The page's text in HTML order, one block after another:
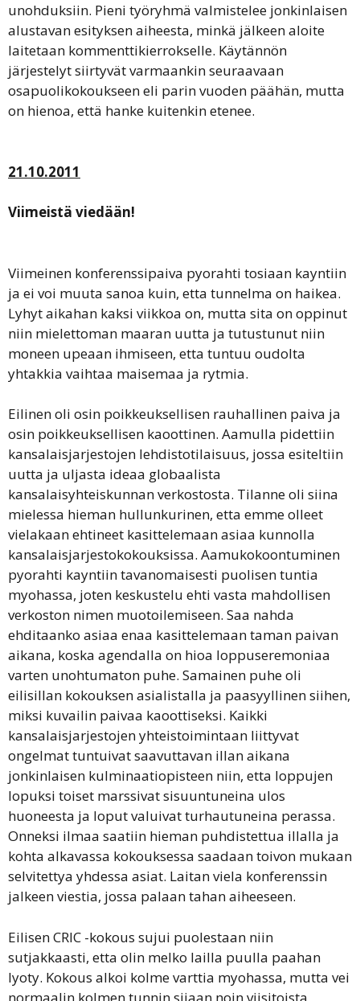
unohduksiin. Pieni työryhmä valmistelee jonkinlaisen
alustavan esityksen aiheesta, minkä jälkeen aloite
laitetaan kommenttikierrokselle. Käytännön
järjestelyt siirtyvät varmaankin seuraavaan
osapuolikokoukseen eli parin vuoden päähän, mutta
on hienoa, että hanke kuitenkin etenee.
21.10.2011
Viimeistä viedään!
Viimeinen konferenssipaiva pyorahti tosiaan kayntiin
ja ei voi muuta sanoa kuin, etta tunnelma on haikea.
Lyhyt aikahan kaksi viikkoa on, mutta sita on oppinut
niin mielettoman maaran uutta ja tutustunut niin
moneen upeaan ihmiseen, etta tuntuu oudolta
yhtakkia vaihtaa maisemaa ja rytmia.
Eilinen oli osin poikkeuksellisen rauhallinen paiva ja
osin poikkeuksellisen kaoottinen. Aamulla pidettiin
kansalaisjarjestojen lehdistotilaisuus, jossa esiteltiin
uutta ja uljasta ideaa globaalista
kansalaisyhteiskunnan verkostosta. Tilanne oli siina
mielessa hieman hullunkurinen, etta emme olleet
vielakaan ehtineet kasittelemaan asiaa kunnolla
kansalaisjarjestokokouksissa. Aamukokoontuminen
pyorahti kayntiin tavanomaisesti puolisen tuntia
myohassa, joten keskustelu ehti vasta mahdollisen
verkoston nimen muotoilemiseen. Saa nahda
ehditaanko asiaa enaa kasittelemaan taman paivan
aikana, koska agendalla on hioa loppuseremoniaa
varten unohtumaton puhe. Samainen puhe oli
eilisillan kokouksen asialistalla ja paasyyllinen siihen,
miksi kuvailin paivaa kaoottiseksi. Kaikki
kansalaisjarjestojen yhteistoimintaan liittyvat
ongelmat tuntuivat saavuttavan illan aikana
jonkinlaisen kulminaatiopisteen niin, etta loppujen
lopuksi toiset marssivat sisuuntuneina ulos
huoneesta ja loput valuivat turhautuneina perassa.
Onneksi ilmaa saatiin hieman puhdistettua illalla ja
kohta alkavassa kokouksessa saadaan toivon mukaan
selvitettya yhdessa asiat. Laitan viela konferenssin
jalkeen viestia, jossa palaan tahan aiheeseen.
Eilisen CRIC -kokous sujui puolestaan niin
sutjakkaasti, etta olin melko lailla puulla paahan
lyoty. Kokous alkoi kolme varttia myohassa, mutta vei
normaalin kolmen tunnin sijaan noin viisitoista